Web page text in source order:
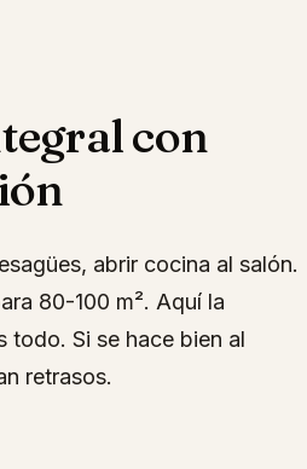
con
abrir cocina al salón.
80-100 m². Aquí la
todo. Si se hace bien al
retrasos.